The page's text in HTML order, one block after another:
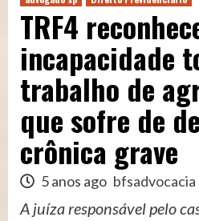
TRF4
incapacidade
trabalho de
que sofre de
crônica grave
5 anos ago bfsadvocacia
A juíza responsável pelo